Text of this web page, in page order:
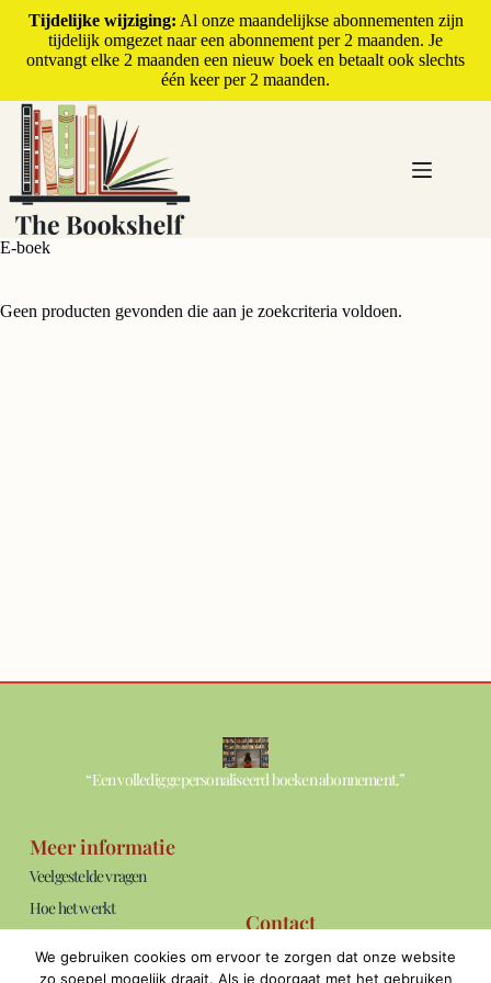
Tijdelijke wijziging: Al onze maandelijkse abonnementen zijn
tijdelijk omgezet naar een abonnement per 2 maanden. Je
ontvangt elke 2 maanden een nieuw boek en betaalt ook slechts
één keer per 2 maanden.
E-boek
Geen producten gevonden die aan je zoekcriteria voldoen.
“Een volledig gepersonaliseerd boeken abonnement.”
Meer informatie
Veelgestelde vragen
Hoe het werkt
Blog
Contact
info@thebookshelf.nl
Bereikbaar: ma t/m vrij van 09:00 -
We gebruiken cookies om ervoor te zorgen dat onze website
zo soepel mogelijk draait. Als je doorgaat met het gebruiken